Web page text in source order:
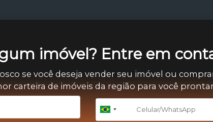
imóvel? Entre em
se você deseja vender seu imóvel ou
carteira de imóveis da região para você
Brazil
+55